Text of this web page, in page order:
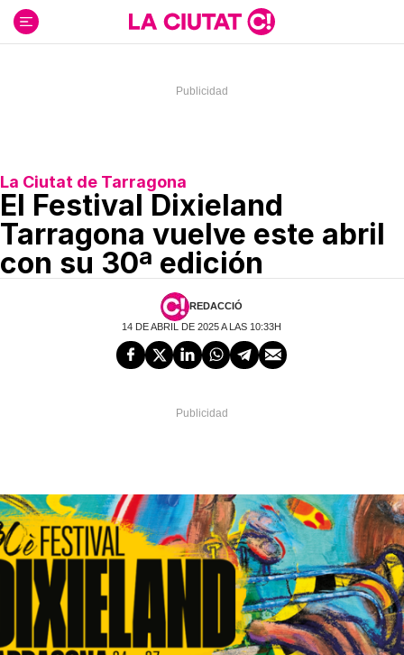
contenido
La Ciutat de Tarragona
El Festival Dixieland
Tarragona vuelve este abril
con su 30ª edición
REDACCIÓ
14 DE ABRIL DE 2025 A LAS 10:33H